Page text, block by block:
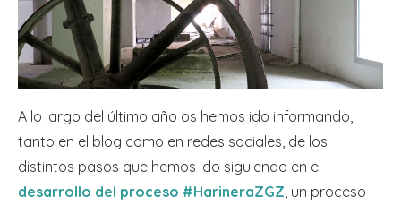
A lo largo del último año os hemos ido informando,
tanto en el blog como en redes sociales, de los
distintos pasos que hemos ido siguiendo en el
desarrollo del proceso #HarineraZGZ , un proceso